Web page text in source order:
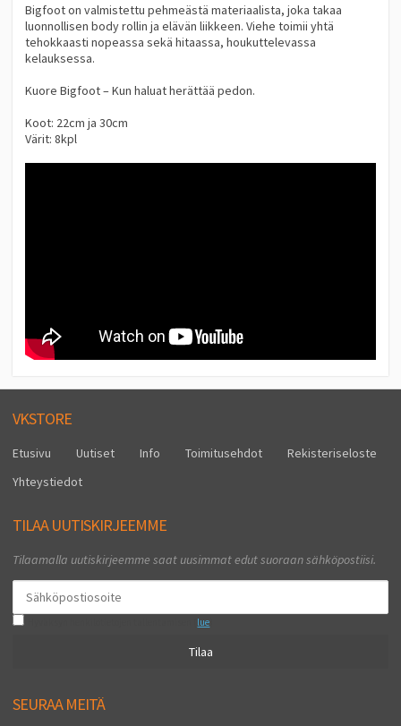
Bigfoot on valmistettu pehmeästä materiaalista, joka takaa
luonnollisen body rollin ja elävän liikkeen. Viehe toimii yhtä
tehokkaasti nopeassa sekä hitaassa, houkuttelevassa
kelauksessa.
Kuore Bigfoot – Kun haluat herättää pedon.
Koot: 22cm ja 30cm
Värit: 8kpl
VKSTORE
Etusivu Uutiset Info Toimitusehdot
Rekisteriseloste
Yhteystiedot
TILAA UUTISKIRJEEMME
Tilaamalla uutiskirjeemme saat uusimmat edut suoraan sähköpostiisi.
lue
Tilaa
SEURAA MEITÄ